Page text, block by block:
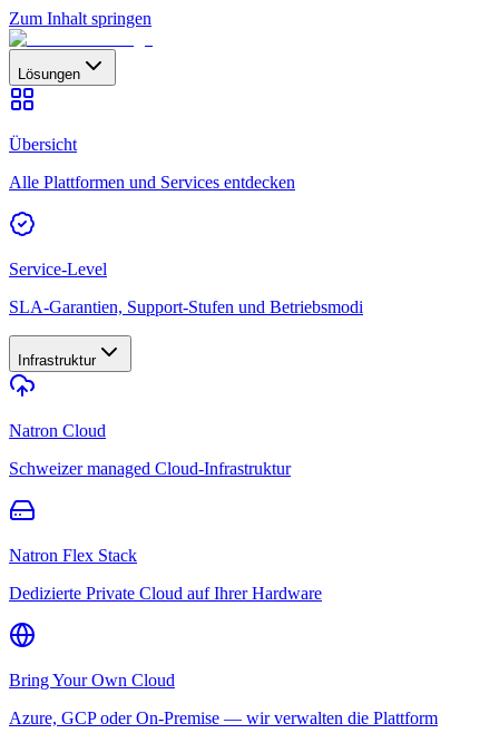
Zum Inhalt springen
Lösungen
Übersicht
Alle Plattformen und Services entdecken
Service-Level
SLA-Garantien, Support-Stufen und Betriebsmodi
Infrastruktur
Natron Cloud
Schweizer managed Cloud-Infrastruktur
Natron Flex Stack
Dedizierte Private Cloud auf Ihrer Hardware
Bring Your Own Cloud
Azure, GCP oder On-Premise — wir verwalten die Plattform